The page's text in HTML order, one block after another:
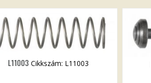
L11003 Cikkszám: L11003